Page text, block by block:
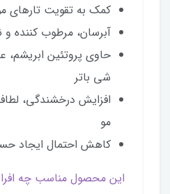
کمک به تقویت تارهای
آبرسان، مرطوب کننده و
حاوی پروتئین ابریشم،
شی باتر
افزایش درخشندگی،
مو
کاهش احتمال ایجاد
این محصول مناسب چه